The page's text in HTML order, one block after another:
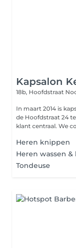
Kapsalon
18b, Hoofdstraat
In maart 2014 is
de Hoofdstraat 24
klant centraal. We
Heren knippen
Heren wassen
Tondeuse